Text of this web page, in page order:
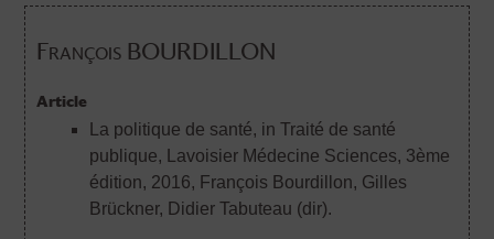
François BOURDILLON
Article
La politique de santé, in Traité de santé
publique, Lavoisier Médecine Sciences, 3ème
édition, 2016, François Bourdillon, Gilles
Brückner, Didier Tabuteau (dir).